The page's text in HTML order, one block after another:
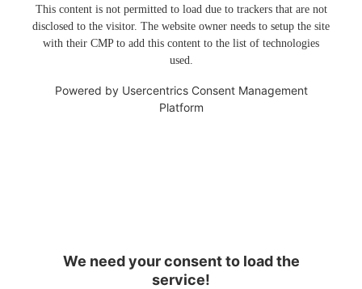
This content is not permitted to load due to trackers that are not
disclosed to the visitor. The website owner needs to setup the site
with their CMP to add this content to the list of technologies
used.
Powered by Usercentrics Consent Management
Platform
We need your consent to load the
service!